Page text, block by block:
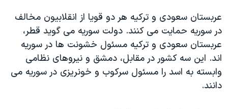
عربستان سعودی و ترکیه هر دو قویا از انقلابیون مخالف
در سوریه حمایت می کنند. دولت سوریه می گوید قطر،
عربستان سعودی و ترکیه مسئول خشونت ها در سوریه
اند. این سه کشور در مقابل، دمشق و نیروهای نظامی
وابسته به اسد را مسئول سرکوب و خونریزی در سوریه می
دانند.